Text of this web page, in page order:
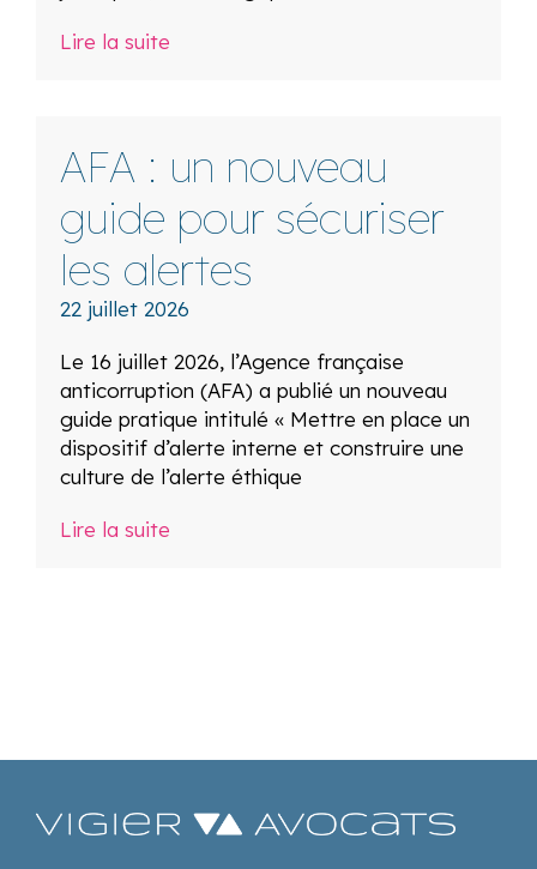
Lire la suite
AFA : un nouveau
guide pour sécuriser
les alertes
22 juillet 2026
Le 16 juillet 2026, l’Agence française
anticorruption (AFA) a publié un nouveau
guide pratique intitulé « Mettre en place un
dispositif d’alerte interne et construire une
culture de l’alerte éthique
Lire la suite